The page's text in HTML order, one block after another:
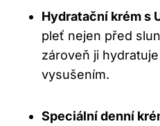
Hydratační krém s
pleť nejen před
zároveň ji
vysušením.
Speciální denní